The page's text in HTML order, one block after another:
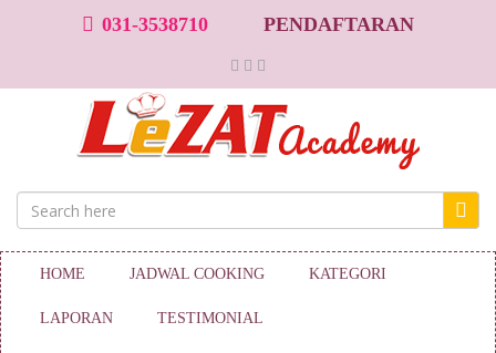
031-3538710 PENDAFTARAN
HOME JADWAL COOKING KATEGORI
LAPORAN TESTIMONIAL